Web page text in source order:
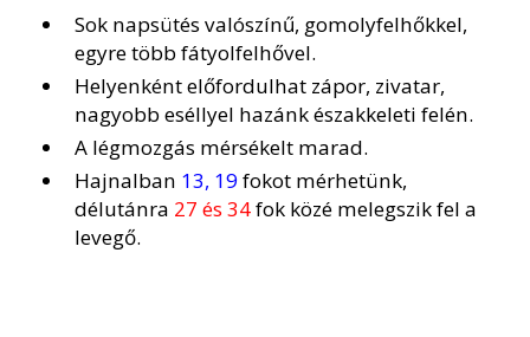
Sok napsütés valószínű, gomolyfelhőkkel,
egyre több fátyolfelhővel.
Helyenként előfordulhat zápor, zivatar,
nagyobb eséllyel hazánk északkeleti felén.
A légmozgás mérsékelt marad.
Hajnalban 13, 19fokot mérhetünk,
délutánra 27 és 34fok közé melegszik fel a
levegő.